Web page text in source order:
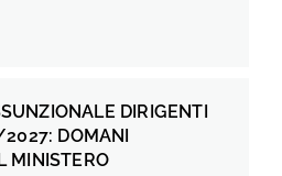
DIRIGENTI
DOMANI
MINISTERO